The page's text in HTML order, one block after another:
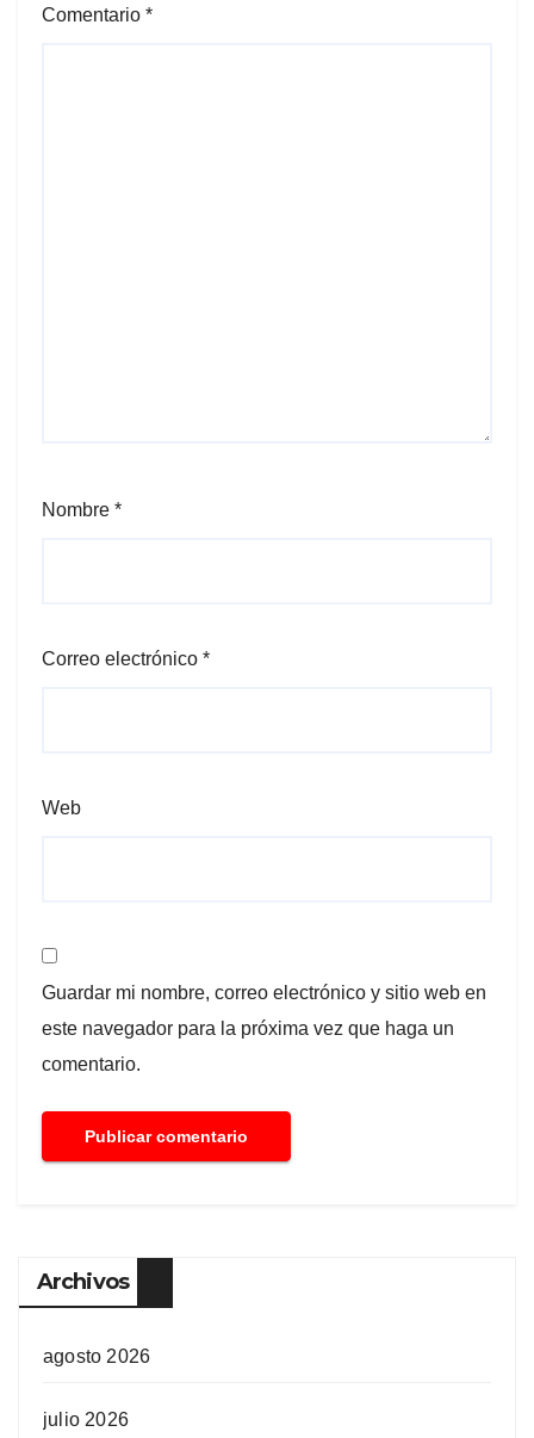
Comentario *
Nombre *
Correo electrónico *
Web
Guardar mi nombre, correo electrónico y sitio web en
este navegador para la próxima vez que haga un
comentario.
Archivos
agosto 2026
julio 2026